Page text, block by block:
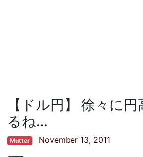
【ドル円】 徐々に
るね…
Mutter November 13, 2011